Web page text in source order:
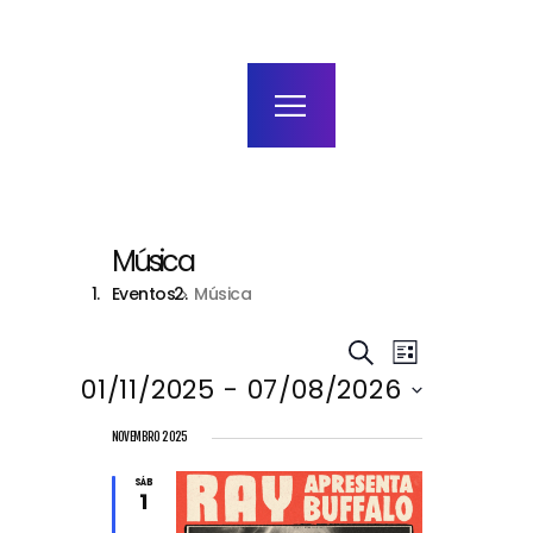
agenda / bilhetes
alugar
mais
Música
Eventos Música
E
v
e
PESQUISAR
E
v
e
LISTA
01/11/2025 - 07/08/2026
NOVEMBRO 2025
SÁB
1